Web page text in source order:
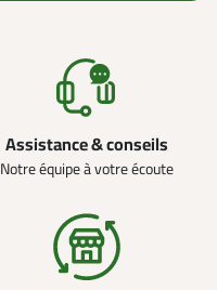
Assistance & conseils
Notre équipe à votre écoute